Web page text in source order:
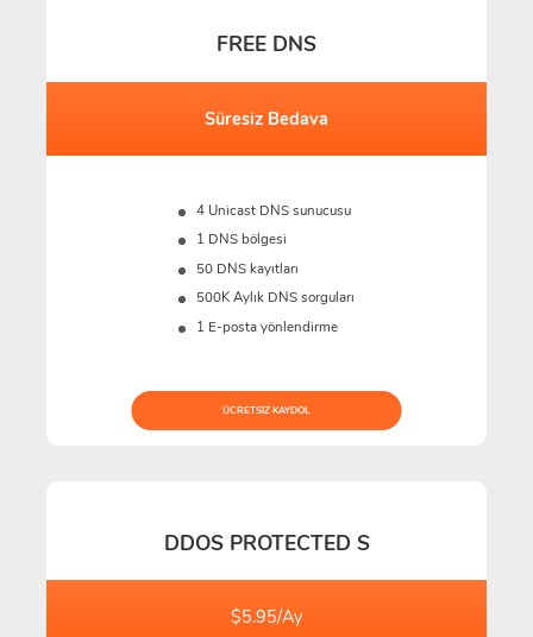
FREE DNS
Süresiz Bedava
4 Unicast DNS sunucusu
1 DNS bölgesi
50 DNS kayıtları
500KAylık DNS sorguları
1 E-posta yönlendirme
ÜCRETSIZ KAYDOL
DDOS PROTECTED S
$5.95/Ay